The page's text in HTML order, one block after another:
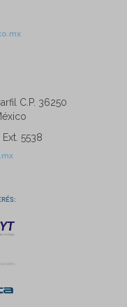
C.P. 36250
5538